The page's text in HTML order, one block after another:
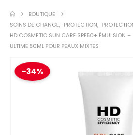
BOUTIQUE
SOINS DE CHANGE, PROTECTION,
HD COSMETIC SUN CARE SPF50+ ÉMULSION –
ULTIME 50ML POUR PEAUX MIXTES
-34%